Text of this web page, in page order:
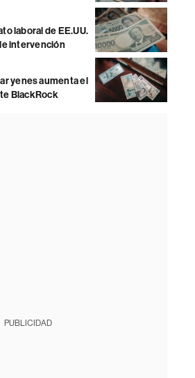
laboral de EE.UU.
intervención
yenes aumenta el
BlackRock
PUBLICIDAD